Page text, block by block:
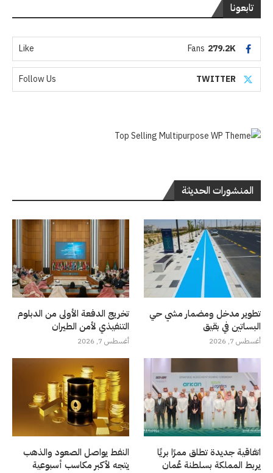
تابعونا
279.2K
Fans
Like
TWITTER
Follow Us
المنشورات الحديثة
تطوير مدخل ومضمار مشي حي
البساتين في بقيق
أغسطس 7, 2026
تخريج الدفعة الأولى من الدبلوم
التنفيذي لأمن الطيران
أغسطس 7, 2026
اتفاقية جديدة تطلق ممرًا بريًا
يربط المملكة بسلطنة عُمان
النفط يواصل الصعود والذهب
يتجه لأكبر مكاسب أسبوعية